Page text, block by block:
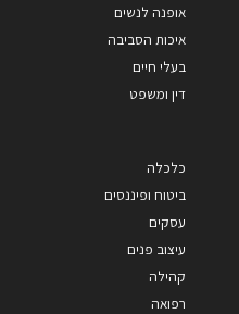
אופנה לנשים
איכות הסביבה
בעלי חיים
דין ומשפט
כלכלה
ביטוח ופיננסים
עסקים
עיצוב פנים
קהילה
רפואה